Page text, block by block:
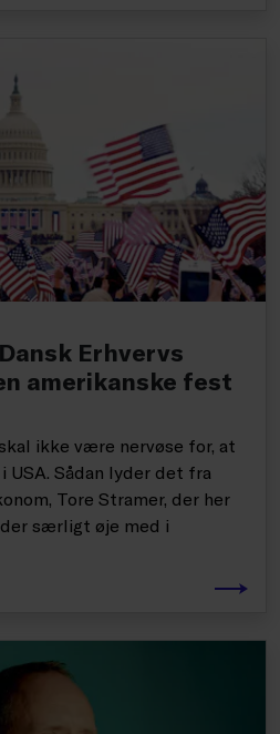
Erhvervs
amerikanske fest
ikke være nervøse for, at
USA. Sådan lyder det fra
Tore Stramer, der her
særligt øje med i